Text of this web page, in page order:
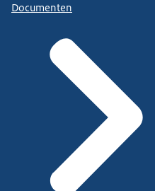
Documenten